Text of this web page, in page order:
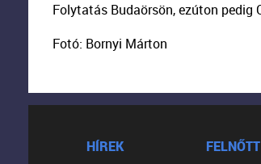
Folytatás Budaörsön, ezúton pedig
Fotó: Bornyi Márton
HÍREK
FELNŐTT